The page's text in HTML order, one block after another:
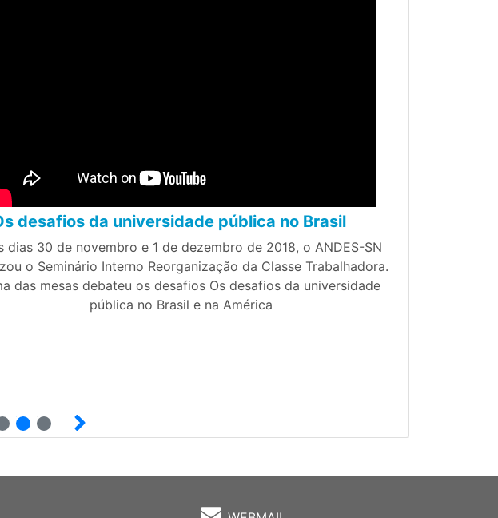
desafios da universidade pública no Brasil
dias 30 de novembro e 1 de dezembro de 2018, o ANDES-SN
o Seminário Interno Reorganização da Classe Trabalhadora.
das mesas debateu os desafios Os desafios da universidade
pública no Brasil e na América